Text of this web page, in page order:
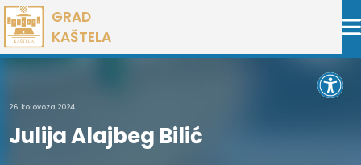
Preskoči
na
sadržaj
GRAD
KAŠTELA
26. kolovoza 2024.
Julija Alajbeg Bilić